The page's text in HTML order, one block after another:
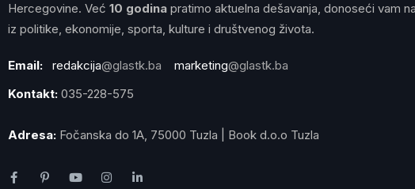
Hercegovine. Već 10 godina pratimo aktuelna dešavanja, donoseći vam
iz politike, ekonomije, sporta, kulture i društvenog života.
Email: redakcija@glastk.ba marketing@glastk.ba
Kontakt: 035-228-575
Adresa: Fočanska do 1A, 75000 Tuzla | Book d.o.o Tuzla